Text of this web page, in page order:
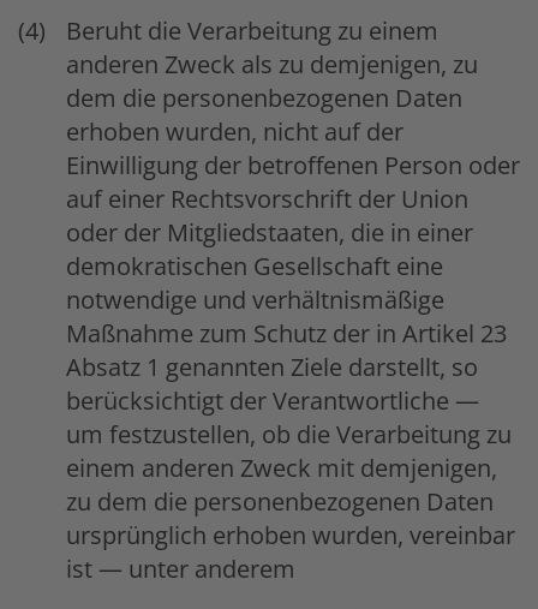
Beruht die Verarbeitung zu einem
anderen Zweck als zu demjenigen, zu
dem die personenbezogenen Daten
erhoben wurden, nicht auf der
Einwilligung der betroffenen Person oder
auf einer Rechtsvorschrift der Union
oder der Mitgliedstaaten, die in einer
demokratischen Gesellschaft eine
notwendige und verhältnismäßige
Maßnahme zum Schutz der in Artikel 23
Absatz 1 genannten Ziele darstellt, so
berücksichtigt der Verantwortliche —
um festzustellen, ob die Verarbeitung zu
einem anderen Zweck mit demjenigen,
zu dem die personenbezogenen Daten
ursprünglich erhoben wurden, vereinbar
ist — unter anderem